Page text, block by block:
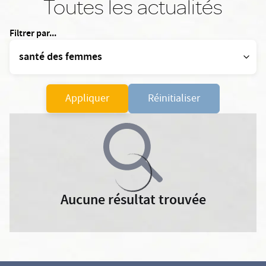
Toutes les actualités
Filtrer par...
Appliquer Réinitialiser
Aucune résultat trouvée